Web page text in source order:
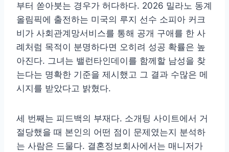
부터 쏟아붓는 경우가 허다하다. 2026 밀라노 동계
올림픽에 출전하는 미국의 루지 선수 소피아 커크
비가 사회관계망서비스를 통해 공개 구애를 한 사
례처럼 목적이 분명하다면 오히려 성공 확률은 높
아진다. 그녀는 밸런타인데이를 함께할 남성을 찾
는다는 명확한 기준을 제시했고 그 결과 수많은 메
시지를 받았다고 밝혔다.
세 번째는 피드백의 부재다. 소개팅 사이트에서 거
절당했을 때 본인의 어떤 점이 문제였는지 분석하
는 사람은 드물다. 결혼정보회사에서는 매니저가